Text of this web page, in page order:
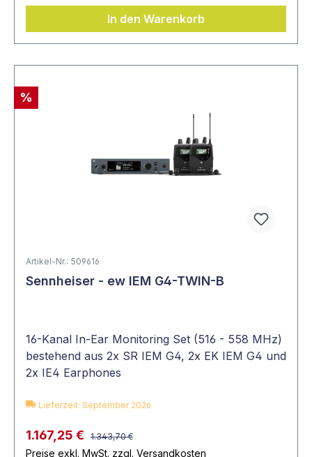
In den Warenkorb
%
Artikel-Nr.: 509616
Sennheiser - ew IEM G4-TWIN-B
16-Kanal In-Ear Monitoring Set (516 - 558 MHz)
bestehend aus 2x SR IEM G4, 2x EK IEM G4 und
2x IE4 Earphones
Lieferzeit: September 2026
1.167,25 € 1.343,70 €
Preise exkl. MwSt. zzgl. Versandkosten